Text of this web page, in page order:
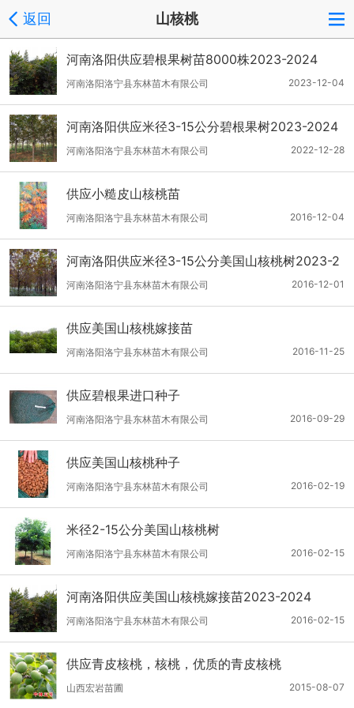
返回 山核桃
河南洛阳供应碧根果树苗8000株2023-2024
2023-12-04
河南洛阳洛宁县东林苗木有限公司
河南洛阳供应米径3-15公分碧根果树2023-2024
2022-12-28
河南洛阳洛宁县东林苗木有限公司
供应小糙皮山核桃苗
2016-12-04
河南洛阳洛宁县东林苗木有限公司
河南洛阳供应米径3-15公分美国山核桃树2023-2
024
2016-12-01
河南洛阳洛宁县东林苗木有限公司
供应美国山核桃嫁接苗
2016-11-25
河南洛阳洛宁县东林苗木有限公司
供应碧根果进口种子
2016-09-29
河南洛阳洛宁县东林苗木有限公司
供应美国山核桃种子
2016-02-19
河南洛阳洛宁县东林苗木有限公司
米径2-15公分美国山核桃树
2016-02-15
河南洛阳洛宁县东林苗木有限公司
河南洛阳供应美国山核桃嫁接苗2023-2024
2016-02-15
河南洛阳洛宁县东林苗木有限公司
供应青皮核桃，核桃，优质的青皮核桃
2015-08-07
山西宏岩苗圃